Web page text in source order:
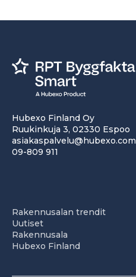
Hubexo Finland Oy
Ruukinkuja 3, 02330 Espoo
asiakaspalvelu@hubexo.com
09-809 911
Rakennusalan trendit
Uutiset
Rakennusala
Hubexo Finland